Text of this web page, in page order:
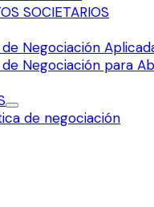
SOCIETARIOS
Negociación
Negociación para
de negociación